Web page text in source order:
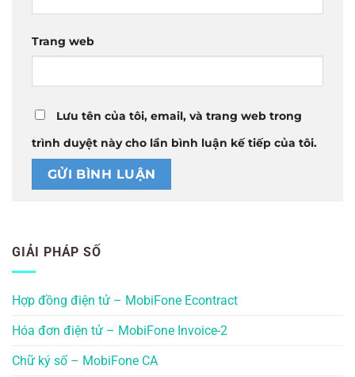
Trang web
Lưu tên của tôi, email, và trang web trong
trình duyệt này cho lần bình luận kế tiếp của tôi.
GIẢI PHÁP SỐ
Hợp đồng điện tử – MobiFone Econtract
Hóa đơn điện tử – MobiFone Invoice-2
Chữ ký số – MobiFone CA